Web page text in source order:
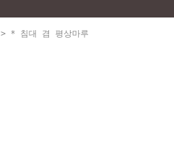
> * 침대 겸 평상마루